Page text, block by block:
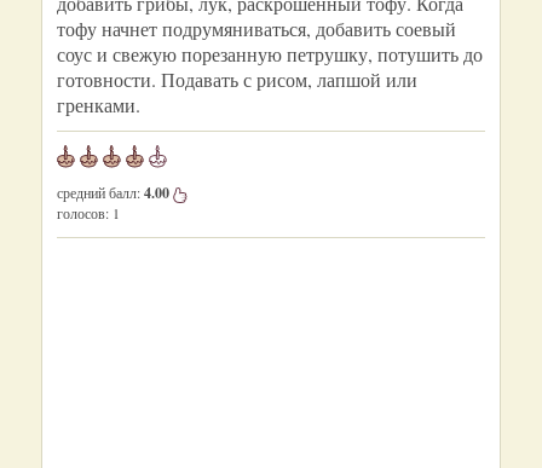
тофу начнет подрумяниваться, добавить соевый
соус и свежую порезанную петрушку, потушить до
готовности. Подавать с рисом, лапшой или
гренками.
средний балл:4.00
голосов: 1